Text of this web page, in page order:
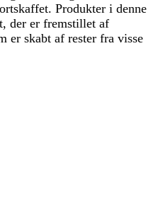
Produkter i denne
der er fremstillet af
er skabt af rester fra visse